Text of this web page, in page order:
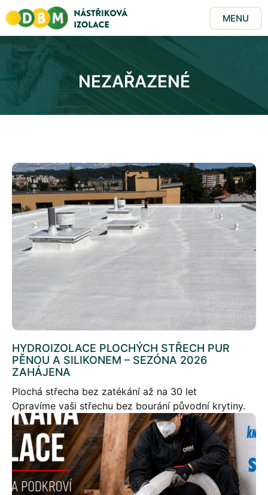
MENU
NEZAŘAZENÉ
HYDROIZOLACE PLOCHÝCH STŘECH PUR
PĚNOU A SILIKONEM – SEZÓNA 2026
ZAHÁJENA
Plochá střecha bez zatékání až na 30 let
Opravíme vaši střechu bez bourání původní krytiny.
Červen až září je ideální období pro aplikaci PUR
pěny a silikonové hydroizolace. Moderní systém
vytvoří souvislou bezespárovou vrstvu, která chrání
střechu před zatékáním a zároveň zlepšuje její
tepelněizolační vlastnosti.